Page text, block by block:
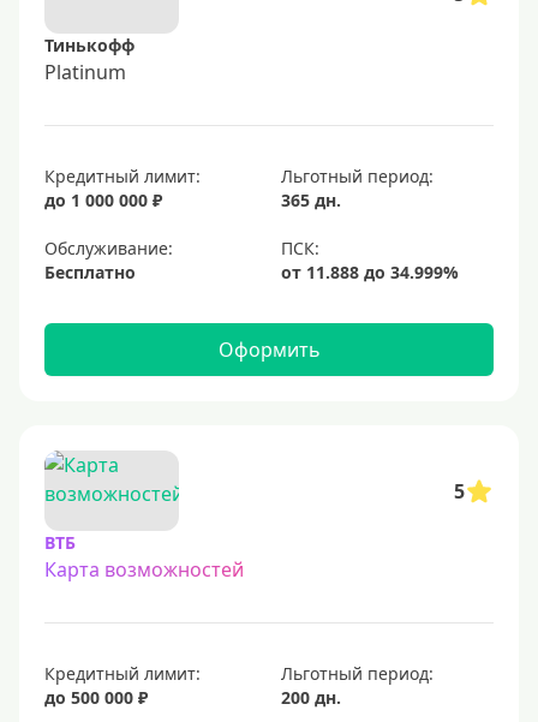
Тинькофф
Platinum
Кредитный лимит:
до 1 000 000 ₽
Льготный период:
365 дн.
Обслуживание:
Бесплатно
Оформить
5
ВТБ
Карта возможностей
Кредитный лимит:
до 500 000 ₽
Льготный период:
200 дн.